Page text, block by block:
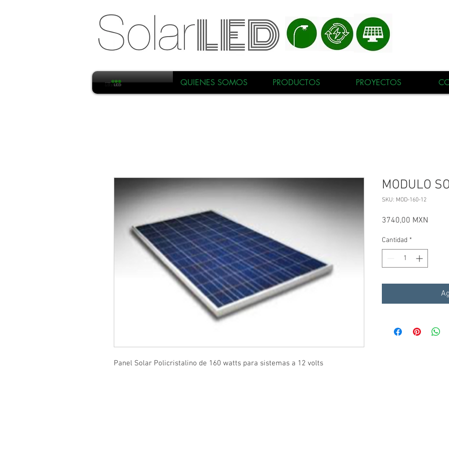
QUIENES SOMOS PRODUCTOS PROYECTOS
Panel Solar Policristalino de 160 watts para sistemas a 12 volts
MODULO
SKU: MOD-160-12
3740,00 MXN
Cantidad *